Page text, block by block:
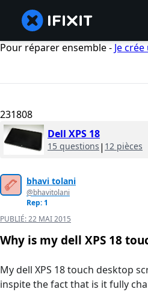
Pour réparer ensemble - Je
231808
Dell XPS 18
15 questions | 12 pièces
bhavi tolani
@bhavitolani
Rep: 1
PUBLIÉ:22 MAI 2015
Why is my dell XPS 18
My dell XPS 18 touch desktop
inspite the fact that is it fully